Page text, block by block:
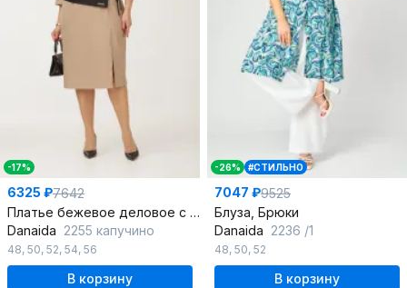
-17%
6325 ₽7642
Платье бежевое деловое с запахом для офиса
Danaida 2255 капучино
48, 50, 52, 54, 56
В корзину
-26% #СТИЛЬНО
7047 ₽9525
Блуза, Брюки
Danaida 2236 /1
48, 50, 52
В корзину